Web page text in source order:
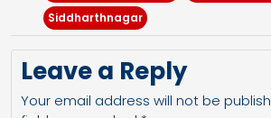
Siddharthnagar
Leave a Reply
Your email address will not be